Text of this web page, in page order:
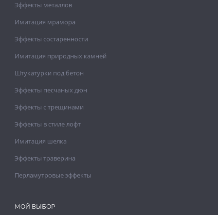
Эффекты металлов
Имитация мрамора
Эффекты состаренности
Имитация природных камней
Штукатурки под бетон
Эффекты песчаных дюн
Эффекты с трещинами
Эффекты в стиле лофт
Имитация шелка
Эффекты траверина
Перламутровые эффекты
МОЙ ВЫБОР